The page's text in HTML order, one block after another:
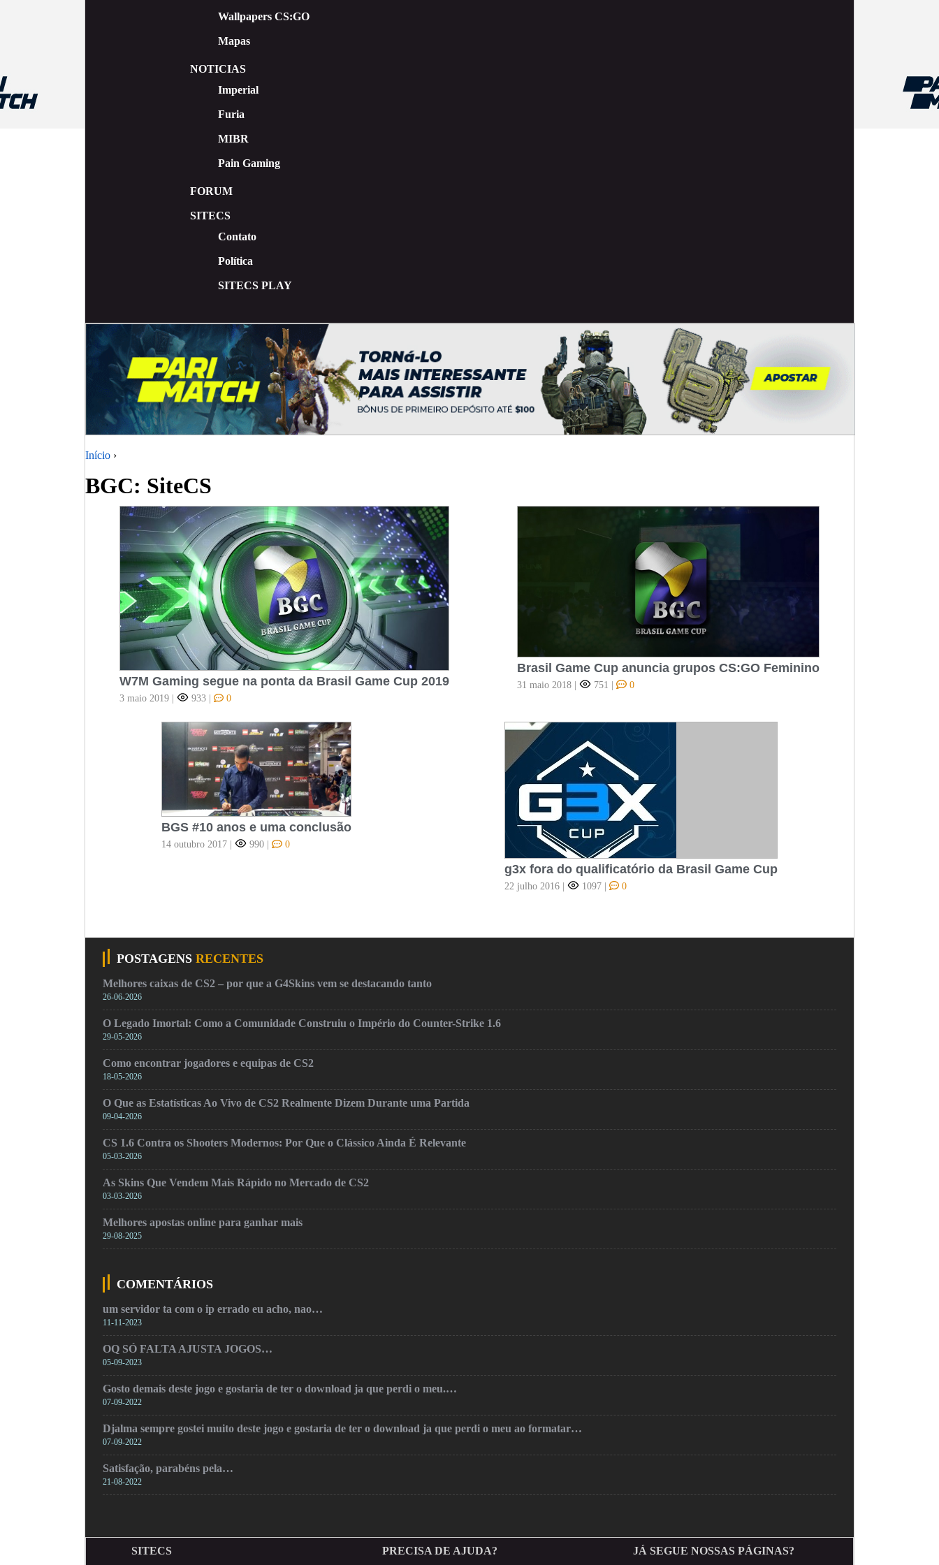
Wallpapers CS:GO
Mapas
NOTICIAS
Imperial
Furia
MIBR
Pain Gaming
FORUM
SITECS
Contato
Política
SITECS PLAY
Início ›
BGC: SiteCS
W7M Gaming segue na ponta da Brasil Game Cup 2019
3 maio 2019| 933 | 0
Brasil Game Cup anuncia grupos CS:GO Feminino
31 maio 2018 | 751 | 0
BGS #10 anos e uma conclusão
14 outubro 2017 | 990 | 0
g3x fora do qualificatório da Brasil Game Cup
22 julho 2016| 1097 | 0
POSTAGENS RECENTES
Melhores caixas de CS2 – por que a G4Skins vem se destacando tanto
26-06-2026
O Legado Imortal: Como a Comunidade Construiu o Império do Counter-Strike 1.6
29-05-2026
Como encontrar jogadores e equipas de CS2
18-05-2026
O Que as Estatísticas Ao Vivo de CS2 Realmente Dizem Durante uma Partida
09-04-2026
CS 1.6 Contra os Shooters Modernos: Por Que o Clássico Ainda É Relevante
05-03-2026
As Skins Que Vendem Mais Rápido no Mercado de CS2
03-03-2026
Melhores apostas online para ganhar mais
29-08-2025
COMENTÁRIOS
um servidor ta com o ip errado eu acho, nao…
11-11-2023
OQ SÓ FALTA AJUSTA JOGOS…
05-09-2023
Gosto demais deste jogo e gostaria de ter o download ja que perdi o meu.…
07-09-2022
Djalma sempre gostei muito deste jogo e gostaria de ter o download ja que perdi o meu ao formatar…
07-09-2022
Satisfação, parabéns pela…
21-08-2022
SITECS PRECISA DE AJUDA? JÁ SEGUE NOSSAS PÁGINAS?